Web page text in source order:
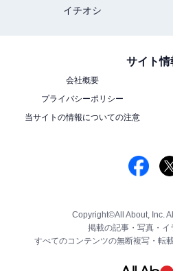
イチオシ
サイト情
会社概要
プライバシーポリシー
当サイトの情報についての注意
Copyright©All About, Inc.
掲載の記事・写真・イ
すべてのコンテンツの無断複写・転